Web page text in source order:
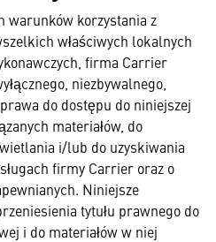
warunków korzystania z
właściwych lokalnych
firma Carrier
niezbywalnego,
do dostępu do niniejszej
materiałów, do
i/lub do uzyskiwania
firmy Carrier oraz o
Niniejsze
tytułu prawnego do
i do materiałów w niej